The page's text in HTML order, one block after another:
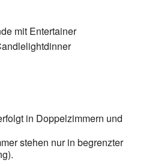
mit Entertainer
in Doppelzimmern und
stehen nur in begrenzter